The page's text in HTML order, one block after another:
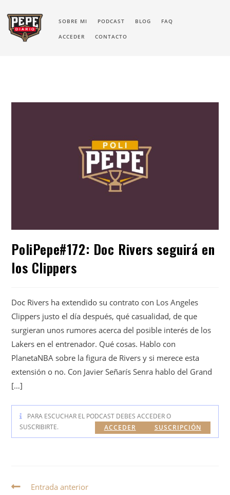
SOBRE MI PODCAST BLOG FAQ
ACCEDER CONTACTO
PoliPepe#172: Doc Rivers seguirá en
los Clippers
Doc Rivers ha extendido su contrato con Los Angeles
Clippers justo el día después, qué casualidad, de que
surgieran unos rumores acerca del posible interés de los
Lakers en el entrenador. Qué cosas. Hablo con
PlanetaNBA sobre la figura de Rivers y si merece esta
extensión o no. Con Javier Señarís Senra hablo del Grand
[…]
PARA ESCUCHAR EL PODCAST DEBES ACCEDER O
SUSCRIBIRTE.
SUSCRIPCIÓN
ACCEDER
Entrada anterior